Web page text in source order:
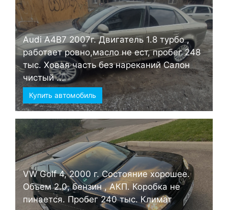
Audi А4B7 2007г. Двигатель 1.8 турбо ,
работает ровно,масло не ест, пробег 248
тыс. Ховая часть без нареканий Салон
чистый ...
Купить автомобиль
VW Golf 4, 2000 г. Состояние хорошее.
Объем 2.0, бензин , АКП. Коробка не
пинается. Пробег 240 тыс. Климат